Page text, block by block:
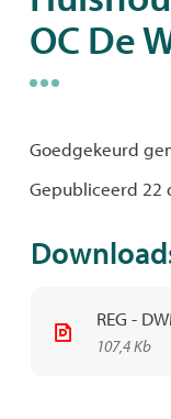
OC De
Goedgekeurd
Gepubliceerd 22
REG -
107,4 Kb